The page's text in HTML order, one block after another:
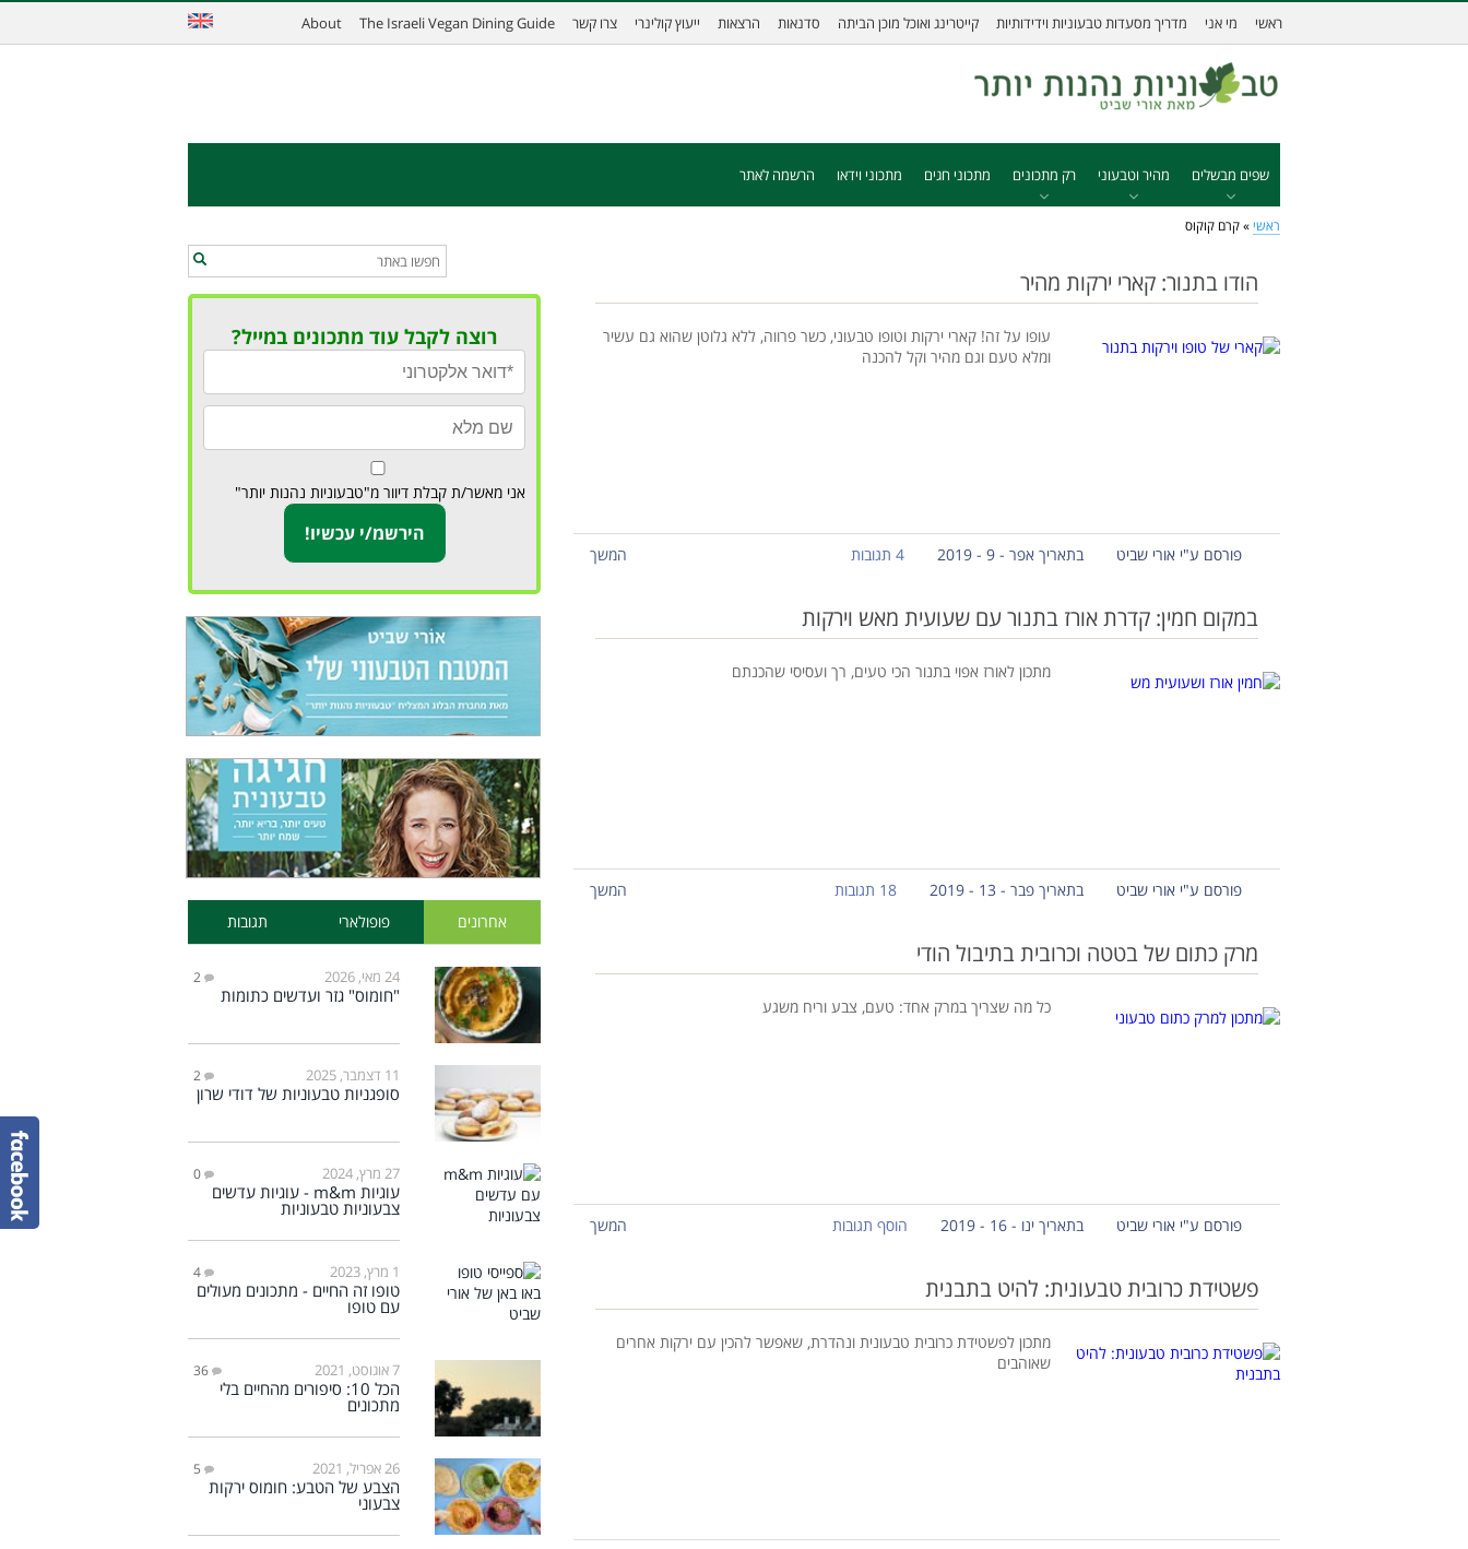
ראשי מי אני מדריך מסעדות טבעוניות וידידותיות קייטרינג ואוכל מוכן הביתה סדנאות הרצאות ייעוץ קולינרי צרו קשר The Israeli Vegan Dining Guide
About
שפים מבשלים מהיר וטבעוני רק מתכונים מתכוני חגים מתכוני וידאו הרשמה לאתר
ראשי » קרם קוקוס
הודו בתנור: קארי ירקות מהיר
עופו על זה! קארי ירקות וטופו טבעוני, כשר פרווה, ללא גלוטן שהוא גם עשיר
ומלא טעם וגם מהיר וקל להכנה
פורסם ע"י אורי שביט בתאריך אפר - 9 - 2019 4 תגובות המשך
במקום חמין: קדרת אורז בתנור עם שעועית מאש וירקות
מתכון לאורז אפוי בתנור הכי טעים, רך ועסיסי שהכנתם
פורסם ע"י אורי שביט בתאריך פבר - 13 - 2019 18 תגובות המשך
מרק כתום של בטטה וכרובית בתיבול הודי
כל מה שצריך במרק אחד: טעם, צבע וריח משגע
פורסם ע"י אורי שביט בתאריך ינו - 16 - 2019 הוסף תגובות המשך
פשטידת כרובית טבעונית: להיט בתבנית
מתכון לפשטידת כרובית טבעונית ונהדרת, שאפשר להכין עם ירקות אחרים
שאוהבים
רוצה לקבל עוד מתכונים במייל?
אני מאשר/ת קבלת דיוור מ"טבעוניות נהנות יותר"
אחרונים פופולארי תגובות
24 מאי, 2026 2
"חומוס" גזר ועדשים כתומות
11 דצמבר, 2025 2
סופגניות טבעוניות של דודי שרון
27 מרץ, 2024 0
עוגיות m&m - עוגיות עדשים
צבעוניות טבעוניות
1 מרץ, 2023 4
טופו זה החיים - מתכונים מעולים
עם טופו
7 אוגוסט, 2021 36
הכל 10: סיפורים מהחיים בלי
מתכונים
26 אפריל, 2021 5
הצבע של הטבע: חומוס ירקות
צבעוני